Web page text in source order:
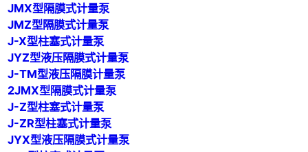
JMX型隔膜式计量泵
JMZ型隔膜式计量泵
J-X型柱塞式计量泵
JYZ型液压隔膜式计量泵
J-TM型液压隔膜计量泵
2JMX型隔膜式计量泵
J-Z型柱塞式计量泵
J-ZR型柱塞式计量泵
JYX型液压隔膜式计量泵